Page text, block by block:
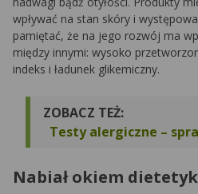
wpływać na stan skóry i
pamiętać, że na jego rozwój ma
między innymi: wysoko
indeks i ładunek glikemiczny.
ZOBACZ TEŻ:
Testy alergiczne –
Nabiał okiem